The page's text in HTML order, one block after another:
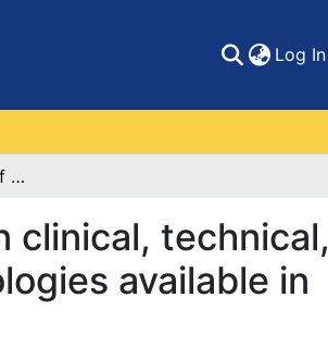
Log In
A review of the state of the art regarding the main clinical, technical, and economic differentials of the different technologies available in anesthetic depth monitoring (BIS, SEDLINE).
clinical, technical,
available in